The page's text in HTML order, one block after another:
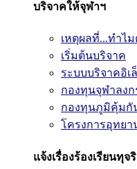
บริจาคให้จุฬาฯ
เหตุผลที่...ทำไ
เริ่มต้นบริจาค
ระบบบริจาคอิ
กองทุนจุฬาลง
กองทุนภูมิคุ้มกั
โครงการอุทยา
แจ้งเรื่องร้องเรียนทุจ